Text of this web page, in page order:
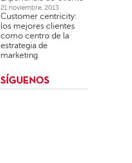
21 noviembre, 2013
Customer centricity:
los mejores clientes
como centro de la
estrategia de
marketing
SÍGUENOS